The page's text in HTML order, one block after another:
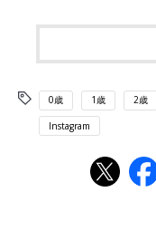
0歳 1歳 2歳
Instagram